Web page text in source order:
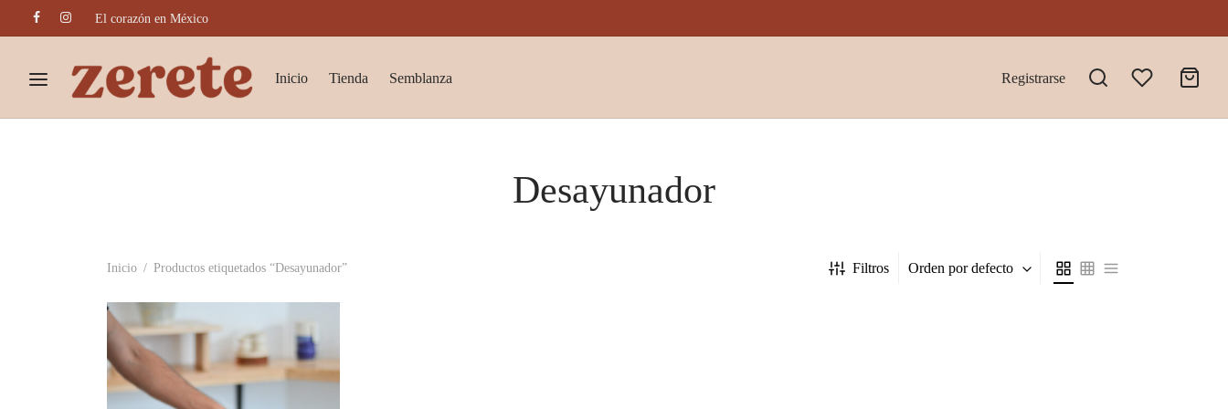
El corazón en México
Inicio Tienda Semblanza Registrarse
Desayunador
Inicio / Productos etiquetados “Desayunador” Filtros Orden por defecto